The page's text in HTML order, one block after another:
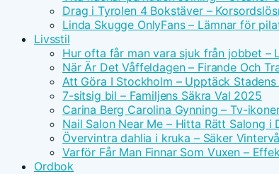
Drag i Tyrolen 4 Bokstäver –
Linda Skugge OnlyFans – Lämnar för
Livsstil
Hur ofta får man vara sjuk från jobbet –
När Är Det Våffeldagen – Firande Och
Att Göra I Stockholm – Upptäck
7-sitsig bil – Familjens Säkra Val 2025
Carina Berg Carolina Gynning – Tv-
Nail Salon Near Me – Hitta Rätt Salong i
Övervintra dahlia i kruka – Säker
Varför Får Man Finnar Som Vuxen –
Ordbok